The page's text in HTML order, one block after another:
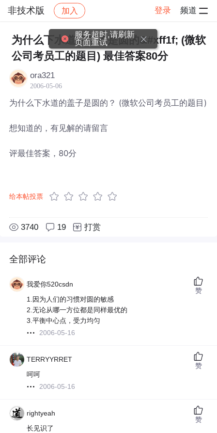
非技术版 加入 登录 频道
社区 非技术版 帖子详情
为什么下水道的盖子是圆的&#xff1f; (微软
公司考员工的题目) 最佳答案80分
ora321
2006-05-06
为什么下水道的盖子是圆的？ (微软公司考员工的题目)
想知道的，有见解的请留言
评最佳答案，80分
给本帖投票
3740 19 打赏
全部评论
我爱你520csdn
1.因为人们的习惯对圆的敏感
2.无论从哪一方位都是同样最优的
3.平衡中心点，受力均匀
2006-05-16
赞
TERRYYRRET
呵呵
2006-05-16
赞
rightyeah
长见识了
赞
服务超时,请刷新
页面重试